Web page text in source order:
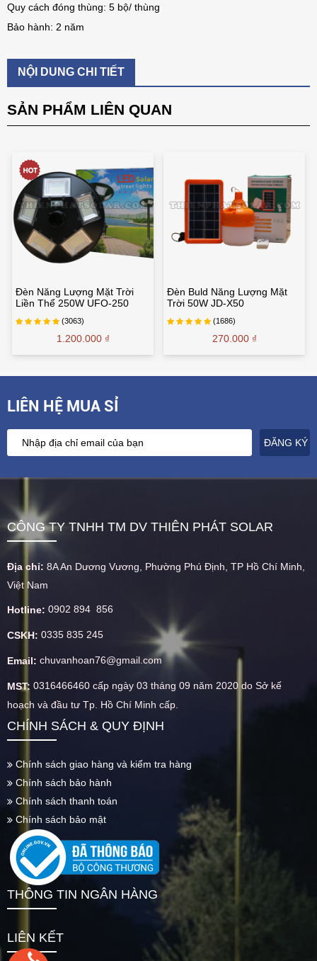
Quy cách đóng thùng: 5 bộ/ thùng
Bảo hành: 2 năm
NỘI DUNG CHI TIẾT
SẢN PHẨM LIÊN QUAN
Đèn Năng Lượng Mặt Trời
Liền Thể 250W UFO-250
(3063)
1.200.000 ₫
Đèn Buld Năng Lượng Mặt
Trời 50W JD-X50
(1686)
270.000 ₫
LIÊN HỆ MUA SỈ
CÔNG TY TNHH TM DV THIÊN PHÁT SOLAR
Địa chỉ: 8A An Dương Vương, Phường Phú Định, TP Hồ Chí Minh,
Việt Nam
Hotline: 0902 894 856
CSKH: 0335 835 245
Email: chuvanhoan76@gmail.com
MST: 0316466460 cấp ngày 03 tháng 09 năm 2020 do Sở kế
hoạch và đầu tư Tp. Hồ Chí Minh cấp.
CHÍNH SÁCH & QUY ĐỊNH
Chính sách giao hàng và kiểm tra hàng
Chính sách bảo hành
Chính sách thanh toán
Chính sách bảo mật
THÔNG TIN NGÂN HÀNG
LIÊN KẾT